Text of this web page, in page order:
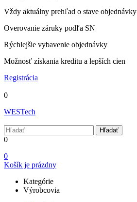
Vždy aktuálny prehľad o stave objednávky
Overovanie záruky podľa SN
Rýchlejšie vybavenie objednávky
Možnosť získania kreditu a lepších cien
Registrácia
0
WESTech
Hľadať
0
0
Košík je prázdny
Kategórie
Výrobcovia